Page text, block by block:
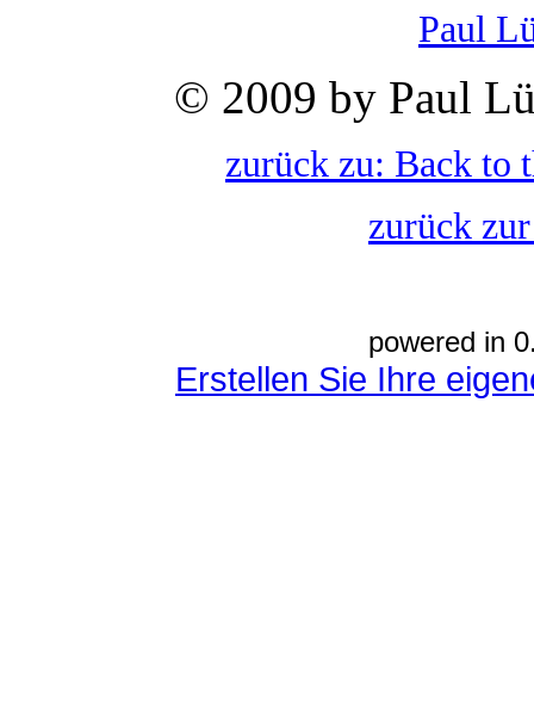
Paul
© 2009 by Paul
zurück zu: Back to
zurück
powered in
Erstellen Sie Ihre